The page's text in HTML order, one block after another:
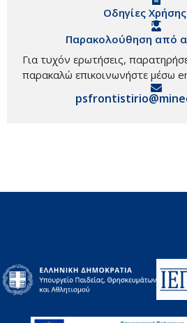
Οδηγίες
Παρακολούθηση από
Για τυχόν ερωτήσεις,
παρακαλώ επικοινωνήστε μέσω